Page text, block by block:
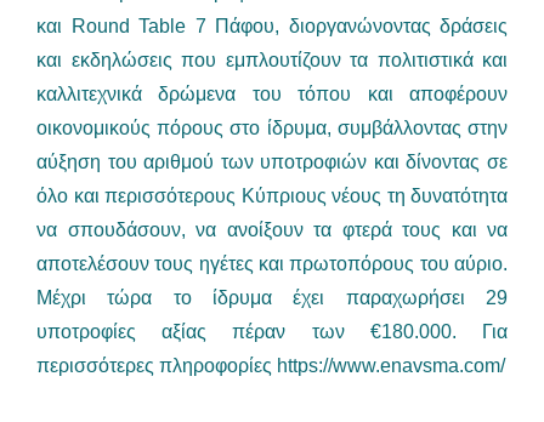
και Round Table 7 Πάφου, διοργανώνοντας δράσεις
και εκδηλώσεις που εμπλουτίζουν τα πολιτιστικά και
καλλιτεχνικά δρώμενα του τόπου και αποφέρουν
οικονομικούς πόρους στο ίδρυμα, συμβάλλοντας στην
αύξηση του αριθμού των υποτροφιών και δίνοντας σε
όλο και περισσότερους Κύπριους νέους τη δυνατότητα
να σπουδάσουν, να ανοίξουν τα φτερά τους και να
αποτελέσουν τους ηγέτες και πρωτοπόρους του αύριο.
Μέχρι τώρα το ίδρυμα έχει παραχωρήσει 29
υποτροφίες αξίας πέραν των €180.000. Για
περισσότερες πληροφορίες https://www.enavsma.com/